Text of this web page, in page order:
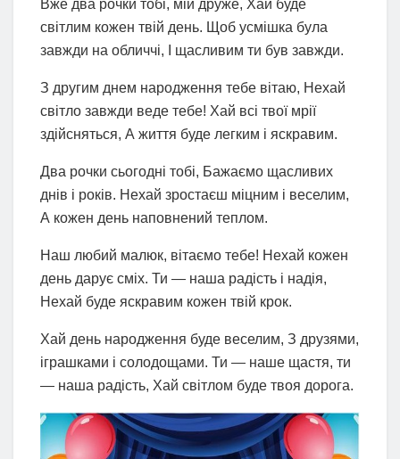
Вже два рочки тобі, мій друже, Хай буде
світлим кожен твій день. Щоб усмішка була
завжди на обличчі, І щасливим ти був завжди.
З другим днем народження тебе вітаю, Нехай
світло завжди веде тебе! Хай всі твої мрії
здійсняться, А життя буде легким і яскравим.
Два рочки сьогодні тобі, Бажаємо щасливих
днів і років. Нехай зростаєш міцним і веселим,
А кожен день наповнений теплом.
Наш любий малюк, вітаємо тебе! Нехай кожен
день дарує сміх. Ти — наша радість і надія,
Нехай буде яскравим кожен твій крок.
Хай день народження буде веселим, З друзями,
іграшками і солодощами. Ти — наше щастя, ти
— наша радість, Хай світлом буде твоя дорога.